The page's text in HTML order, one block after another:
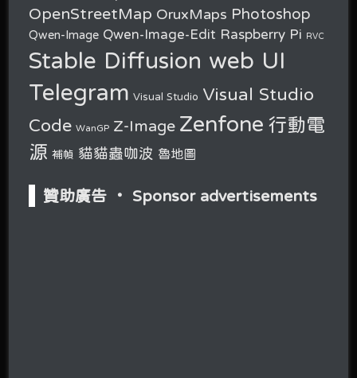
OpenStreetMap OruxMaps Photoshop
Qwen-Image Qwen-Image-Edit Raspberry Pi RVC
Stable Diffusion web UI
Telegram Visual Studio Visual Studio
Code WanGP Z-Image Zenfone 行動電
源 補幀 貓貓蟲咖波 魯地圖
贊助廣告 ‧ Sponsor advertisements